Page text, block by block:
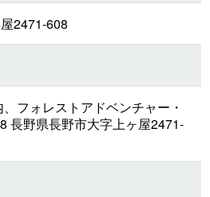
2471-608
フォレストアドベンチャー・
長野県長野市大字上ヶ屋2471-